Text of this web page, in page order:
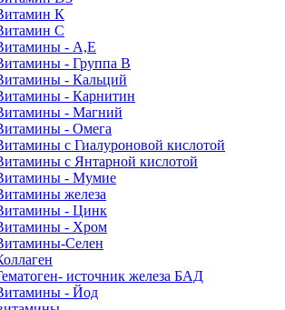
К
С
- А,Е
- Группа В
- Кальций
- Карнитин
- Магний
- Омега
с Гиалуроновой кислотой
с Янтарной кислотой
- Мумие
железа
- Цинк
- Хром
Селен
источник железа БАД
- Йод